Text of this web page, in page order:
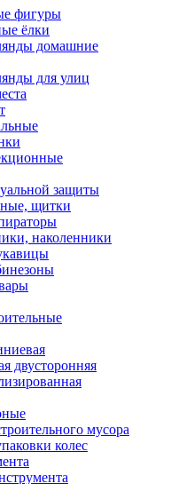
фигуры
ёлки
домашние
для улиц
защиты
щитки
наколенники
двусторонняя
мусора
колес